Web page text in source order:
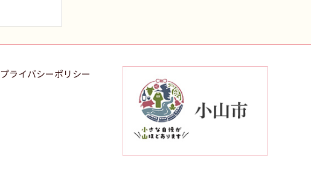
プライバシーポリシー